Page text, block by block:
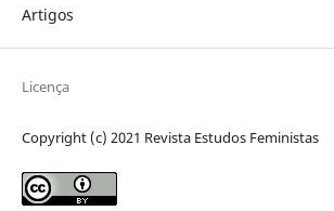
Artigos
Licença
Copyright (c) 2021 Revista Estudos Feministas